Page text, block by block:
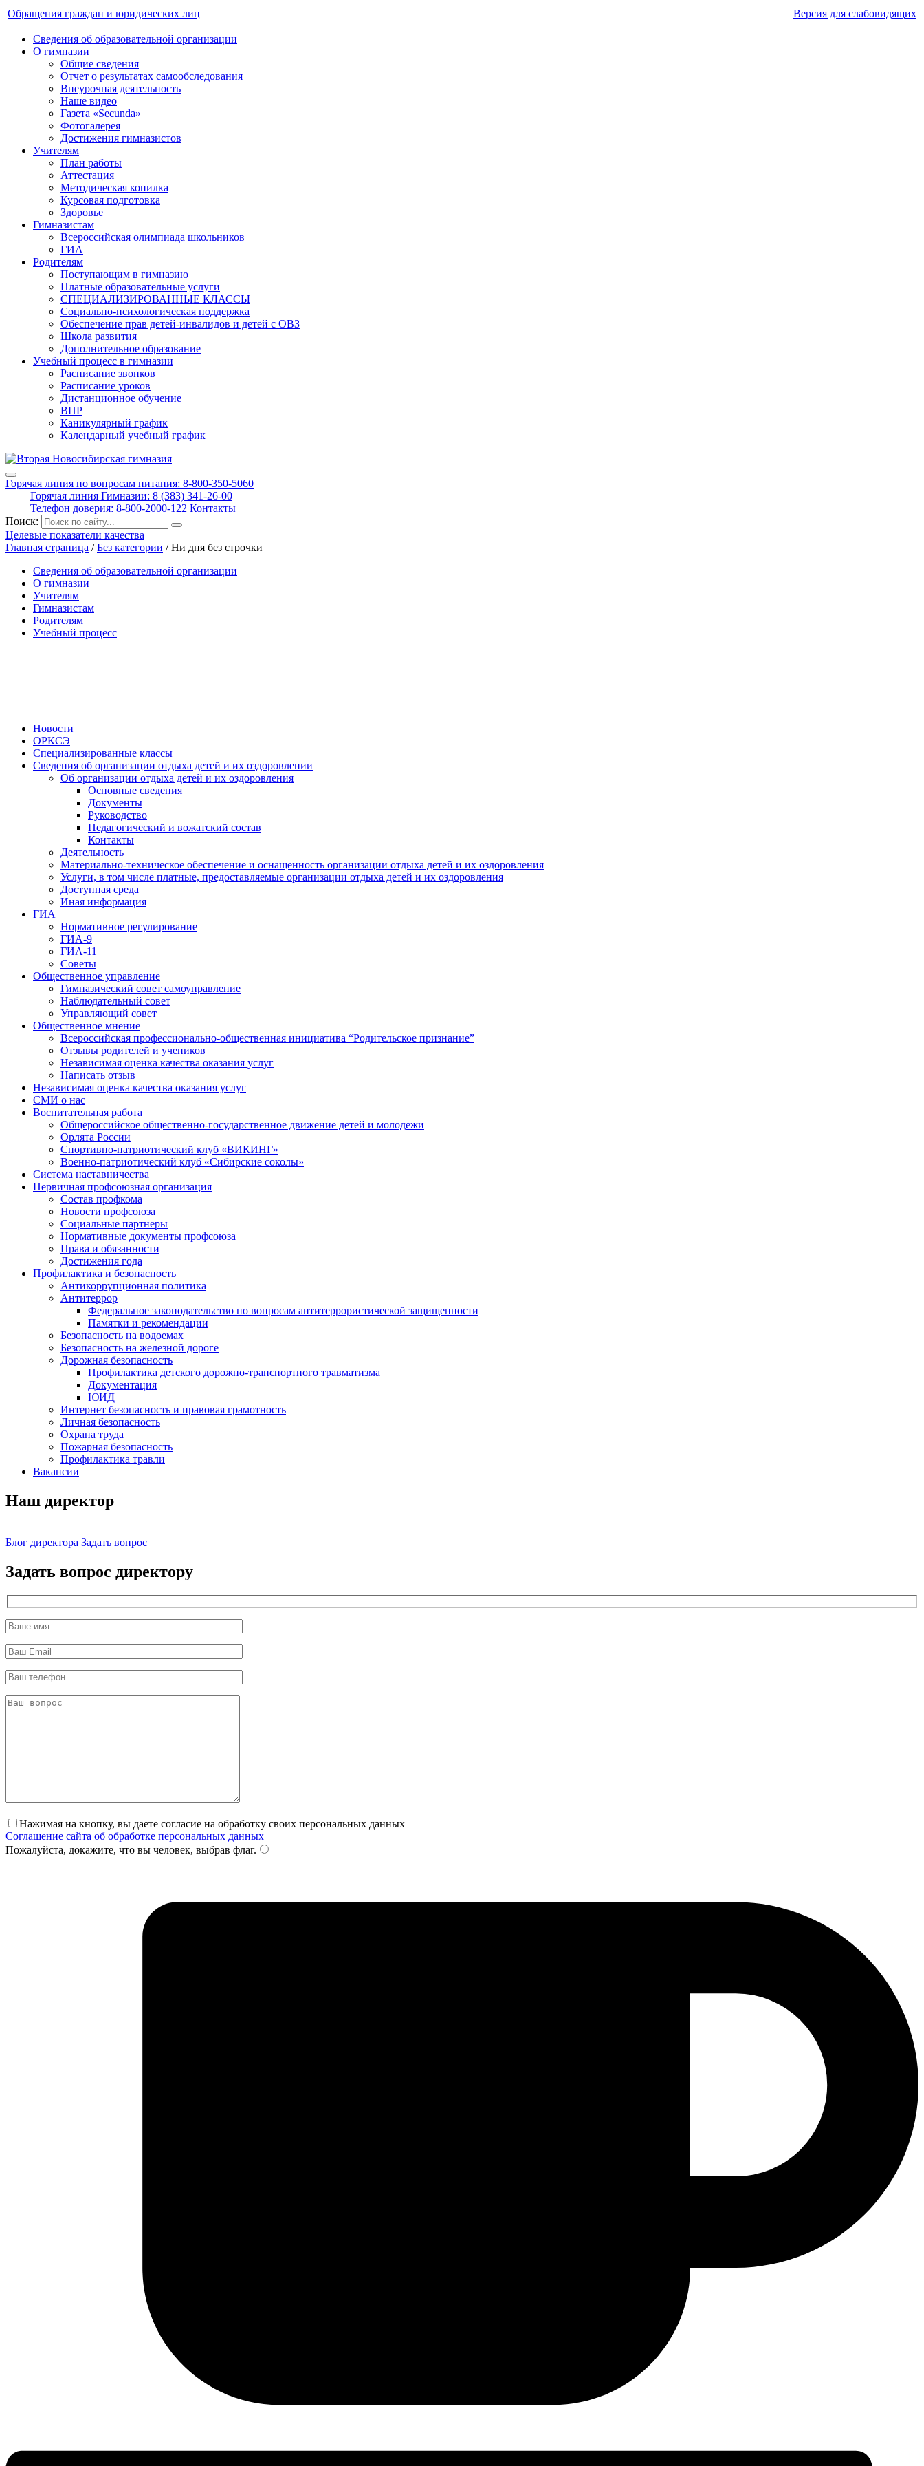
Обращения граждан и юридических лиц Версия для слабовидящих
Сведения об образовательной организации
О гимназии
Общие сведения
Отчет о результатах самообследования
Внеурочная деятельность
Наше видео
Газета «Secunda»
Фотогалерея
Достижения гимназистов
Учителям
План работы
Аттестация
Методическая копилка
Курсовая подготовка
Здоровье
Гимназистам
Всероссийская олимпиада школьников
ГИА
Родителям
Поступающим в гимназию
Платные образовательные услуги
СПЕЦИАЛИЗИРОВАННЫЕ КЛАССЫ
Социально-психологическая поддержка
Обеспечение прав детей-инвалидов и детей с ОВЗ
Школа развития
Дополнительное образование
Учебный процесс в гимназии
Расписание звонков
Расписание уроков
Дистанционное обучение
ВПР
Каникулярный график
Календарный учебный график
Горячая линия по вопросам питания: 8-800-350-5060
Горячая линия Гимназии: 8 (383) 341-26-00
Телефон доверия: 8-800-2000-122 Контакты
Поиск:
Целевые показатели качества
Главная страница /Без категории /Ни дня без строчки
Сведения об образовательной организации
О гимназии
Учителям
Гимназистам
Родителям
Учебный процесс
Новости
ОРКСЭ
Специализированные классы
Сведения об организации отдыха детей и их оздоровлении
Об организации отдыха детей и их оздоровления
Основные сведения
Документы
Руководство
Педагогический и вожатский состав
Контакты
Деятельность
Материально-техническое обеспечение и оснащенность организации отдыха детей и их оздоровления
Услуги, в том числе платные, предоставляемые организации отдыха детей и их оздоровления
Доступная среда
Иная информация
ГИА
Нормативное регулирование
ГИА-9
ГИА-11
Советы
Общественное управление
Гимназический совет самоуправление
Наблюдательный совет
Управляющий совет
Общественное мнение
Всероссийская профессионально-общественная инициатива “Родительское признание”
Отзывы родителей и учеников
Независимая оценка качества оказания услуг
Написать отзыв
Независимая оценка качества оказания услуг
СМИ о нас
Воспитательная работа
Общероссийское общественно-государственное движение детей и молодежи
Орлята России
Спортивно-патриотический клуб «ВИКИНГ»
Военно-патриотический клуб «Сибирские соколы»
Система наставничества
Первичная профсоюзная организация
Состав профкома
Новости профсоюза
Социальные партнеры
Нормативные документы профсоюза
Права и обязанности
Достижения года
Профилактика и безопасность
Антикоррупционная политика
Антитеррор
Федеральное законодательство по вопросам антитеррористической защищенности
Памятки и рекомендации
Безопасность на водоемах
Безопасность на железной дороге
Дорожная безопасность
Профилактика детского дорожно-транспортного травматизма
Документация
ЮИД
Интернет безопасность и правовая грамотность
Личная безопасность
Охрана труда
Пожарная безопасность
Профилактика травли
Вакансии
Наш директор
Блог директора Задать вопрос
Задать вопрос директору
Нажимая на кнопку, вы даете согласие на обработку своих персональных данных
Соглашение сайта об обработке персональных данных
Пожалуйста, докажите, что вы человек, выбрав флаг.